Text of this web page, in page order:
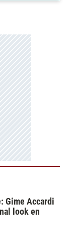
Gime Accardi
look en